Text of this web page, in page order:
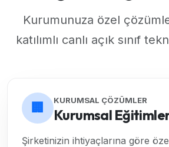
Kurumunuza özel
katılımlı canlı açık sınıf
🏢 KURUMSAL ÇÖZÜMLER
Kurumsal
Şirketinizin ihtiyaçlarına göre